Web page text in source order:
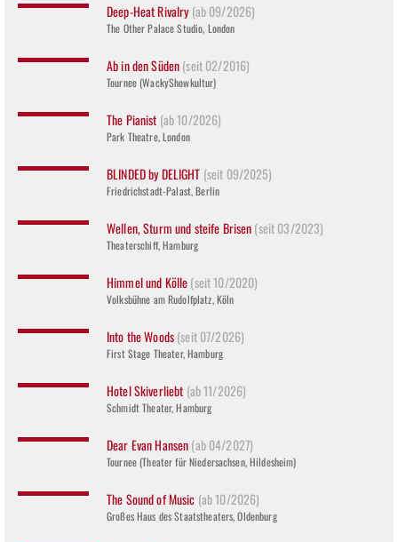
Deep-Heat Rivalry(ab 09/2026)
The Other Palace Studio, London
Ab in den Süden(seit 02/2016)
Tournee (WackyShowkultur)
The Pianist (ab 10/2026)
Park Theatre, London
BLINDED by DELIGHT (seit 09/2025)
Friedrichstadt-Palast, Berlin
Wellen, Sturm und steife Brisen(seit 03/2023)
Theaterschiff, Hamburg
Himmel und Kölle(seit 10/2020)
Volksbühne am Rudolfplatz, Köln
Into the Woods(seit 07/2026)
First Stage Theater, Hamburg
Hotel Skiverliebt (ab 11/2026)
Schmidt Theater, Hamburg
Dear Evan Hansen(ab 04/2027)
Tournee (Theater für Niedersachsen, Hildesheim)
The Sound of Music (ab 10/2026)
Großes Haus des Staatstheaters, Oldenburg